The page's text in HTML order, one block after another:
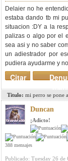
Delaier no he
estaba dando tb mi
situacion :DY a la
palizas o algo por el
sea asi y no saber
un adiestrador por
pudiera ayudarme y
Citar
Titulo: mi perro se pone
Duncan
¡Adicto!
388 mensajes
Publicado: Tuesday 26